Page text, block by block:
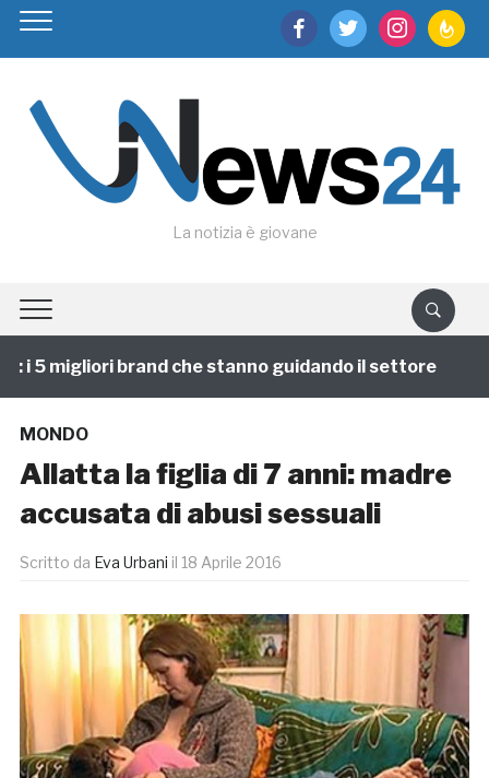
facebooktwitter instagram
La notizia è giovane
5 migliori brand che stanno guidando il settore
MONDO
Allatta la figlia di 7 anni: madre
accusata di abusi sessuali
Scritto da Eva Urbani il 18 Aprile 2016